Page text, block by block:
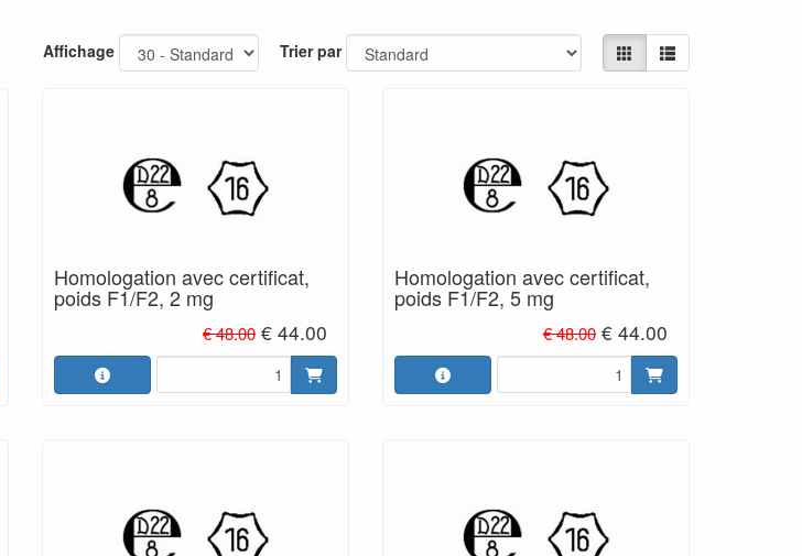
Affichage Trier par
Homologation avec certificat,
poids F1/F2, 2 mg
€ 48.00 € 44.00
Homologation avec certificat,
poids F1/F2, 5 mg
€ 48.00 € 44.00